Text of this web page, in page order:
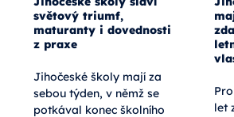
Jihočeské školy slaví
světový triumf,
maturanty i dovednosti
z praxe
Jihočeské školy mají za
sebou týden, v němž se